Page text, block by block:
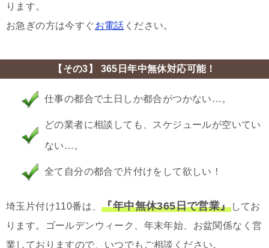
ります。
お急ぎの方は今すぐお電話 ください。
【その3】 365日年中無休対応可能！
仕事の都合で土日しか都合がつかない…。
どの業者に相談しても、スケジュールが空いてい
ない…。
全て自分の都合で片付けをして欲しい！
埼玉片付け110番は、『年中無休365日で営業』してお
ります。ゴールデンウィーク、年末年始、お盆関係なく営
業しておりますので、いつでもご相談ください。